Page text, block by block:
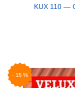
KUX 110 —
- 15 %